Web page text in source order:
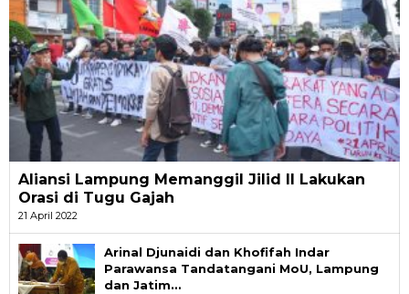
Aliansi Lampung Memanggil Jilid II Lakukan
Orasi di Tugu Gajah
21 April 2022
Arinal Djunaidi dan Khofifah Indar
Parawansa Tandatangani MoU, Lampung
dan Jatim…